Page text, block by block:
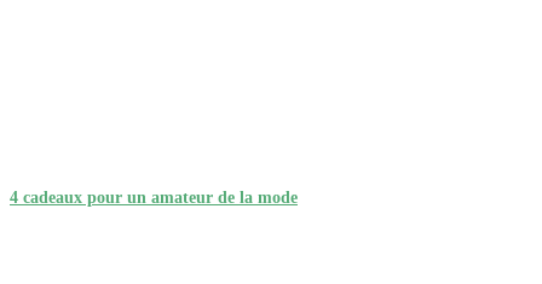
4 cadeaux pour un amateur de la mode